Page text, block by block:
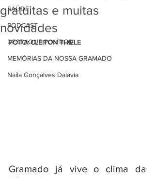
SAÚDE
PODCAST
DESTAQUE POLÍTICO
MEMÓRIAS DA NOSSA GRAMADO
Naíla Gonçalves Dalavia
gratuitas e muitas
novidades
FOTO: CLEITON THIELE
Gramado já vive o clima da